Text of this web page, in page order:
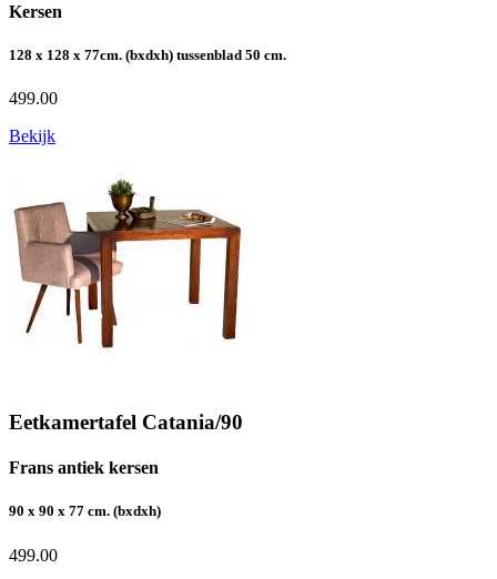
Kersen
128 x 128 x 77cm. (bxdxh) tussenblad 50 cm.
499.00
Bekijk
Eetkamertafel Catania/90
Frans antiek kersen
90 x 90 x 77 cm. (bxdxh)
499.00